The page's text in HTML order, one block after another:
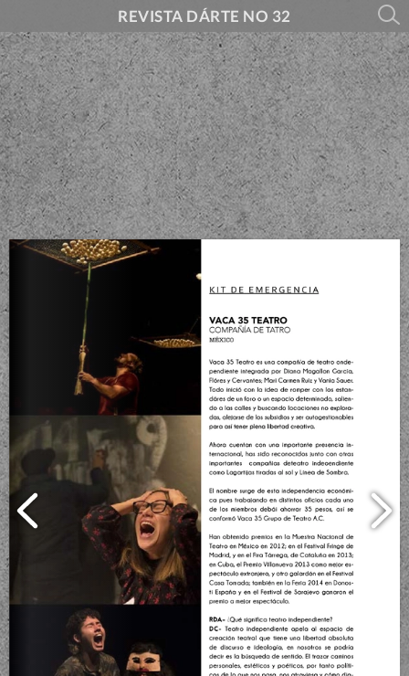
REVISTA DÁRTE NO 32